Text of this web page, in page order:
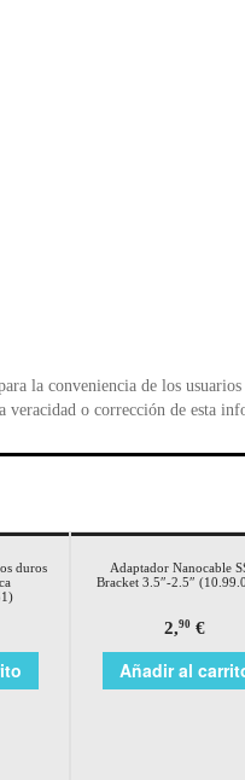
la conveniencia de los
o corrección de esta
duros
Adaptador Nanocable
Bracket 3.5″-2.5″
2,90 €
Añadir al